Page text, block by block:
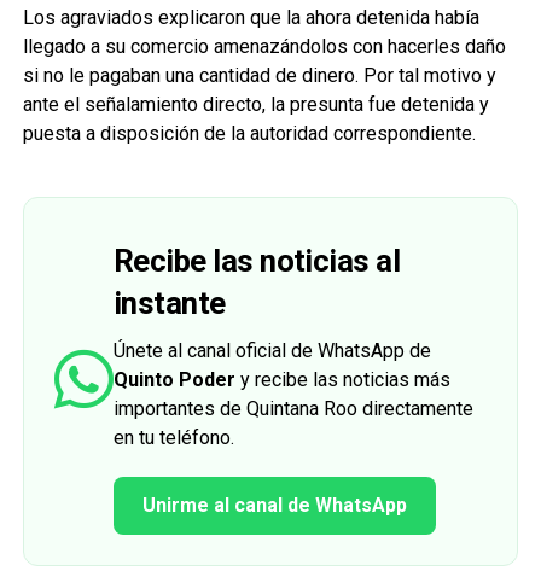
Los agraviados explicaron que la ahora detenida había
llegado a su comercio amenazándolos con hacerles daño
si no le pagaban una cantidad de dinero. Por tal motivo y
ante el señalamiento directo, la presunta fue detenida y
puesta a disposición de la autoridad correspondiente.
Recibe las noticias al
instante
Únete al canal oficial de WhatsApp de
Quinto Poder y recibe las noticias más
importantes de Quintana Roo directamente
en tu teléfono.
Unirme al canal de WhatsApp